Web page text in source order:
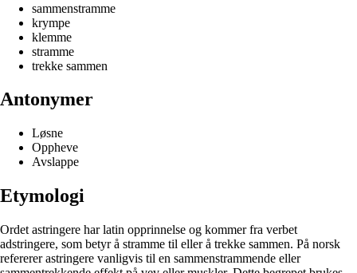
sammenstramme
krympe
klemme
stramme
trekke sammen
Antonymer
Løsne
Oppheve
Avslappe
Etymologi
Ordet astringere har latin opprinnelse og kommer fra verbet
adstringere, som betyr å stramme til eller å trekke sammen. På norsk
refererer astringere vanligvis til en sammenstrammende eller